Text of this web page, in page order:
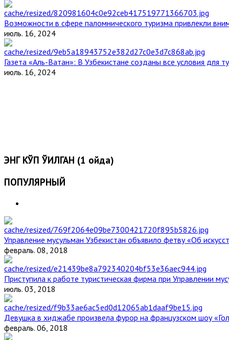
Возможности в сфере паломнического туризма привлекли
июль. 16, 2024
Газета «Аль-Ватан»: В Узбекистане созданы все условия для
июль. 16, 2024
ЭНГ КЎП ЎҚИЛГАН (1 ойда)
ПОПУЛЯРНЫЙ
Управление мусульман Узбекистан объявило фетву «Об
февраль. 08, 2018
Приступила к работе туристическая фирма при Управлении
июль. 03, 2018
Девушка в хиджабе произвела фурор на французском шоу
февраль. 06, 2018